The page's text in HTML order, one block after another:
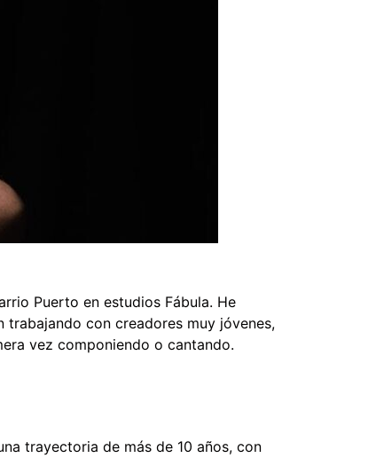
Puerto en estudios Fábula. He
con creadores muy jóvenes,
vez componiendo o cantando.
trayectoria de más de 10 años, con